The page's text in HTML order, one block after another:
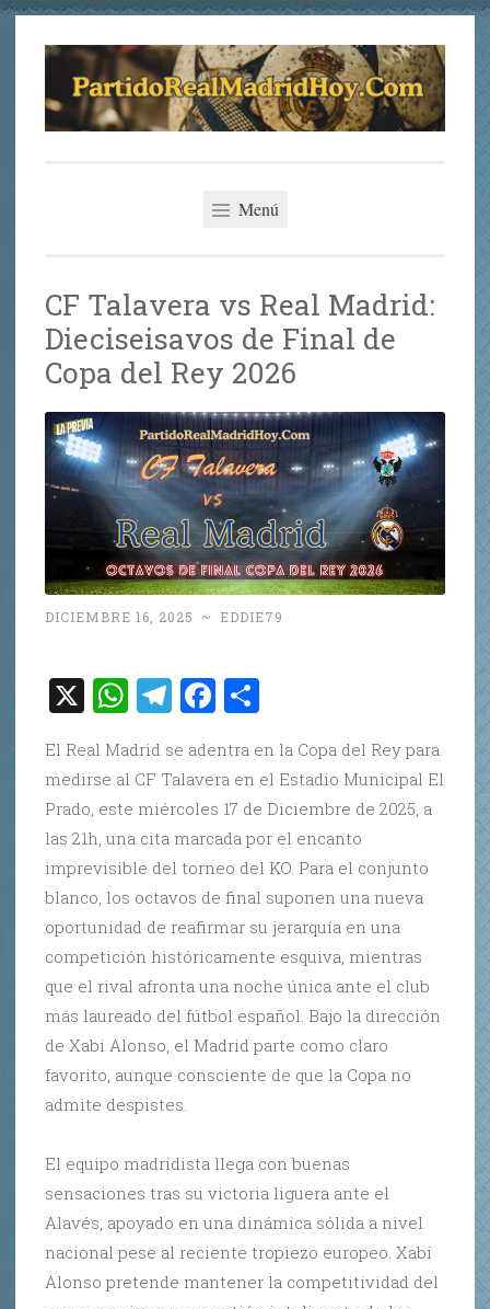
Saltar
contenido
Menú
CF Talavera vs Real Madrid:
Dieciseisavos de Final de
Copa del Rey 2026
DICIEMBRE 16, 2025 ~ EDDIE79
X W
at
s
A
p
p
T
e
gr
a
m
F
c
e
b
o
o
k
m
p
ar
ti
r
El Real Madrid se adentra en la Copa del Rey para
medirse al CF Talavera en el Estadio Municipal El
Prado, este miércoles 17 de Diciembre de 2025, a
las 21h, una cita marcada por el encanto
imprevisible del torneo del KO. Para el conjunto
blanco, los octavos de final suponen una nueva
oportunidad de reafirmar su jerarquía en una
competición históricamente esquiva, mientras
que el rival afronta una noche única ante el club
más laureado del fútbol español. Bajo la dirección
de Xabi Alonso, el Madrid parte como claro
favorito, aunque consciente de que la Copa no
admite despistes.
El equipo madridista llega con buenas
sensaciones tras su victoria liguera ante el
Alavés, apoyado en una dinámica sólida a nivel
nacional pese al reciente tropiezo europeo. Xabi
Alonso pretende mantener la competitividad del